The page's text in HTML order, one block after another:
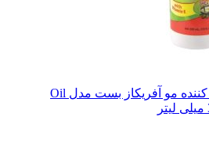
مرطوب کننده و نرم کننده مو آفریکاز بست مدل Oil